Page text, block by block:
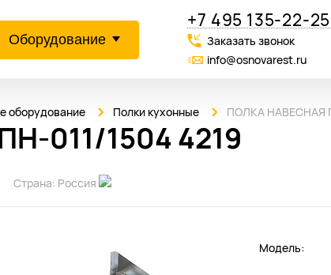
Оборудование
+7 495 135-22-25
Заказать звонок
info@osnovarest.ru
оборудование Полки кухонные ПОЛКА НАВЕСНАЯ
011/1504 4219
Страна: Россия
Модель: